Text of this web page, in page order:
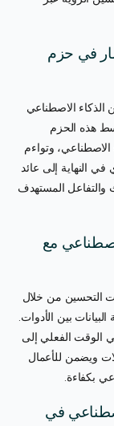
في حزم
الاصطناعي
هذه الحزم
الاصطناعي، وتواءم
النهاية إلى عائد
والتفاعل المستهدف
مع
التحسين من خلال
بين الأدوات.
الوقت الفعلي إلى
ويضمن للأعمال
بكفاءة.
في